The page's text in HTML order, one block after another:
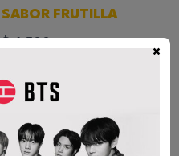
SABOR FRUTILLA
$4.500
×